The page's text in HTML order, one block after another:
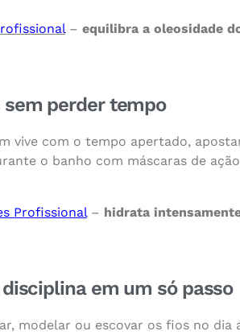
– equilibra a oleosidade
perder tempo
vive com o tempo apertado,
o banho com máscaras de
Profissional– hidrata
em um só passo
modelar ou escovar os fios no